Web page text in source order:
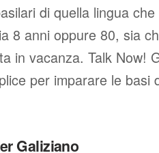
di quella lingua
8 anni oppure 80, sia
in vacanza. Talk Now!
per imparare le basi
Galiziano